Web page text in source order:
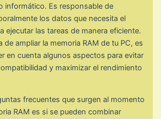
informático. Es responsable de
los datos que necesita el
ejecutar las tareas de manera eficiente.
de ampliar la memoria RAM de tu PC, es
en cuenta algunos aspectos para evitar
y maximizar el rendimiento
frecuentes que surgen al momento
RAM es si se pueden combinar